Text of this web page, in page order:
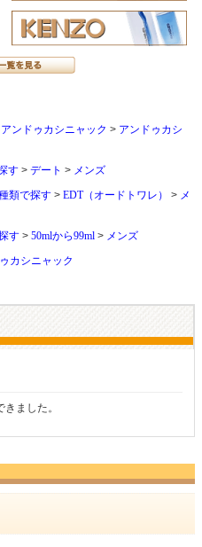
アンドゥカシニャック
アンドゥカシ
す デート
メンズ
類で探す EDT（オードトワレ）
メ
す 50mlから99ml
メンズ
カシニャック
。また利用させてもらいます！